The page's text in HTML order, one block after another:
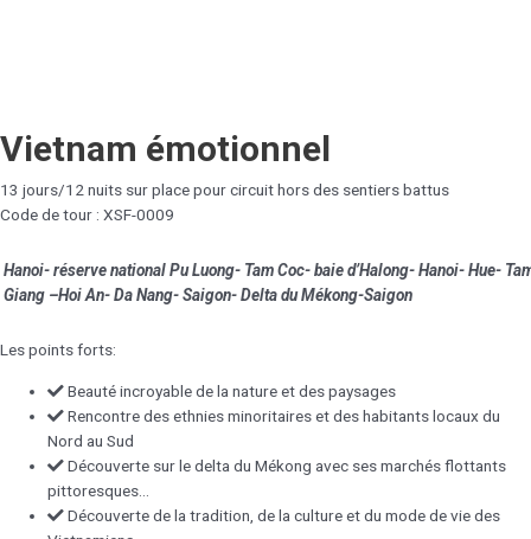
Vietnam émotionnel
13 jours/12 nuits sur place pour circuit hors des sentiers battus
Code de tour : XSF-0009
Hanoi- réserve national Pu Luong- Tam Coc- baie d’Halong- Hanoi- Hue-
Giang –Hoi An- Da Nang- Saigon- Delta du Mékong-Saigon
Les points forts:
Beauté incroyable de la nature et des paysages
Rencontre des ethnies minoritaires et des habitants locaux du
Nord au Sud
Découverte sur le delta du Mékong avec ses marchés flottants
pittoresques…
Découverte de la tradition, de la culture et du mode de vie des